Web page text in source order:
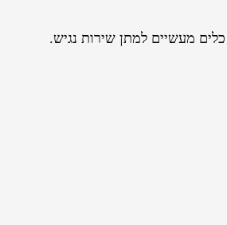
מעשיים למתן שירות נגיש.